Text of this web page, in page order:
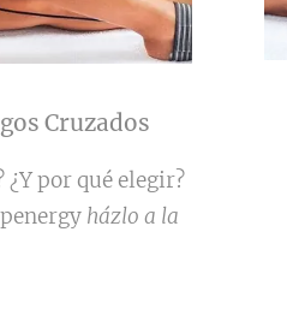
Cruzados
por qué elegir?
házlo a la